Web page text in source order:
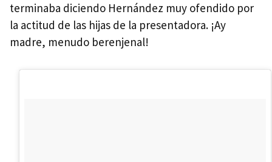
terminaba diciendo Hernández muy ofendido por
la actitud de las hijas de la presentadora. ¡Ay
madre, menudo berenjenal!